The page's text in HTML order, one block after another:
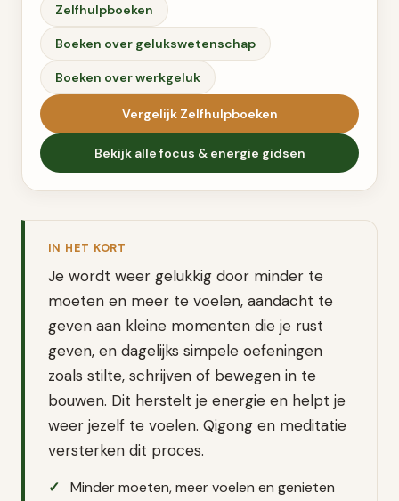
Zelfhulpboeken
Boeken over gelukswetenschap
Boeken over werkgeluk
Vergelijk Zelfhulpboeken
Bekijk alle focus & energie gidsen
IN HET KORT
Je wordt weer gelukkig door minder te
moeten en meer te voelen, aandacht te
geven aan kleine momenten die je rust
geven, en dagelijks simpele oefeningen
zoals stilte, schrijven of bewegen in te
bouwen. Dit herstelt je energie en helpt je
weer jezelf te voelen. Qigong en meditatie
versterken dit proces.
Minder moeten, meer voelen en genieten